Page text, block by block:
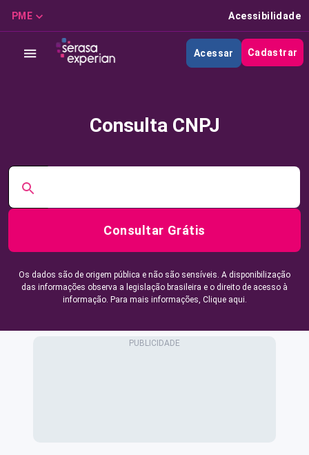
PME Acessibilidade
Acessar Cadastrar
Consulta CNPJ
Consultar Grátis
Os dados são de origem pública e não são sensíveis. A disponibilização
das informações observa a legislação brasileira e o direito de acesso à
informação. Para mais informações, Clique aqui.